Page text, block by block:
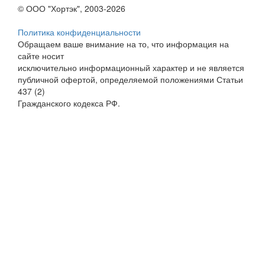
© ООО "Хортэк", 2003-2026
Политика конфиденциальности
Обращаем ваше внимание на то, что информация на
сайте носит
исключительно информационный характер и не является
публичной офертой, определяемой положениями Статьи
437 (2)
Гражданского кодекса РФ.